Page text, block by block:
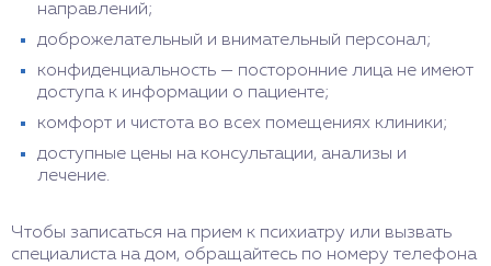
направлений;
доброжелательный и внимательный персонал;
конфиденциальность — посторонние лица не имеют
доступа к информации о пациенте;
комфорт и чистота во всех помещениях клиники;
доступные цены на консультации, анализы и
лечение.
Чтобы записаться на прием к психиатру или вызвать
специалиста на дом, обращайтесь по номеру телефона